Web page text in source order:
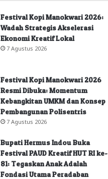
Festival Kopi Manokwari 2026:
Wadah Strategis Akselerasi
Ekonomi Kreatif Lokal
7 Agustus 2026
Festival Kopi Manokwari 2026
Resmi Dibuka: Momentum
Kebangkitan UMKM dan Konsep
Pembangunan Polisentris
7 Agustus 2026
Bupati Hermus Indou Buka
Festival PAUD Kreatif HUT RI ke-
81: Tegaskan Anak Adalah
Fondasi Utama Peradaban